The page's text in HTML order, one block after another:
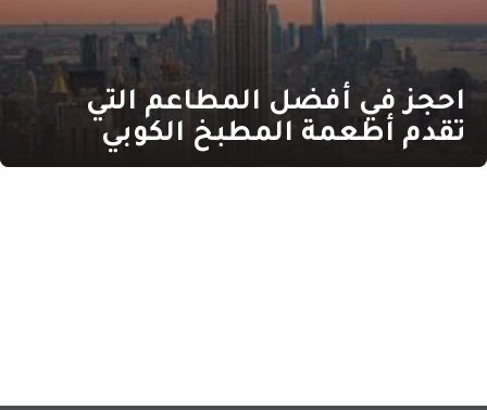
احجز في أفضل المطاعم التي
تقدم أطعمة المطبخ الكوبي